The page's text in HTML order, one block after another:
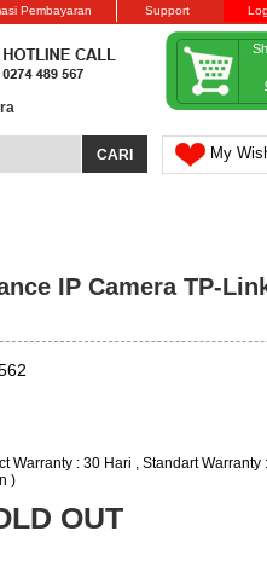
Pembayaran Support
My
IP Camera TP-
Warranty : 30 Hari , Standart Warranty
)
OUT